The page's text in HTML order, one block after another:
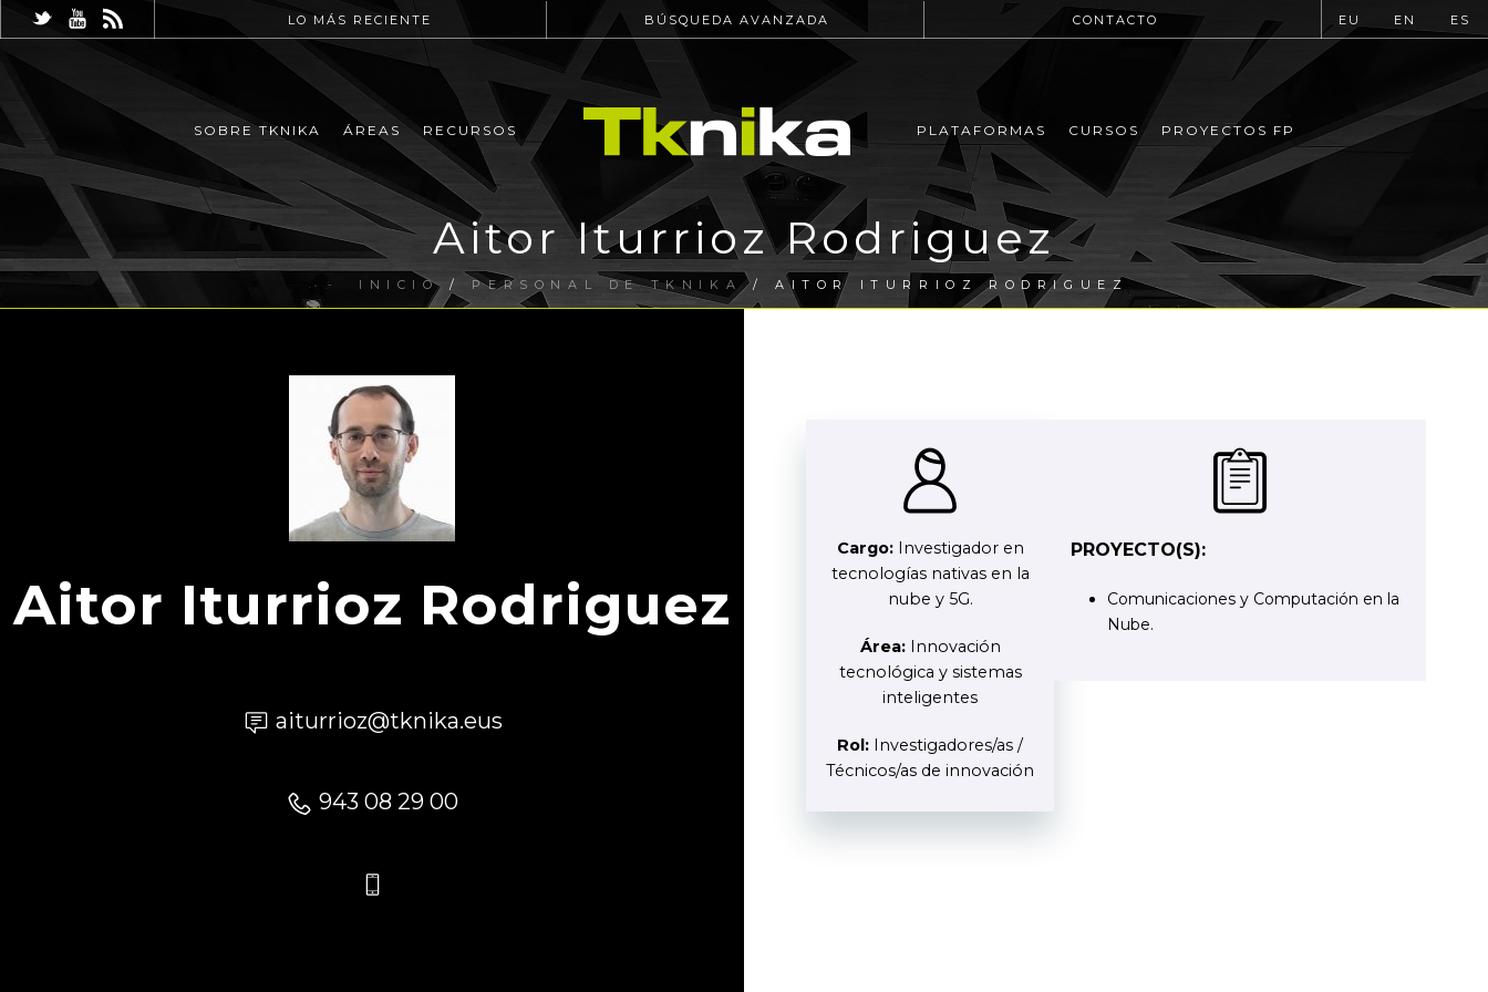
LO MÁS RECIENTE BÚSQUEDA AVANZADA CONTACTO EU EN ES
SOBRE TKNIKA ÁREAS RECURSOS PLATAFORMAS CURSOS PROYECTOS FP
Aitor Iturrioz Rodriguez
INICIO/ PERSONAL DE TKNIKA / AITOR ITURRIOZ RODRIGUEZ
Aitor Iturrioz Rodriguez
aiturrioz@tknika.eus
943 08 29 00
Cargo: Investigador en
tecnologías nativas en la
nube y 5G.
Área:Innovación
tecnológica y sistemas
inteligentes
Rol: Investigadores/as /
Técnicos/as de innovación
PROYECTO(S):
Comunicaciones y Computación en la
Nube.